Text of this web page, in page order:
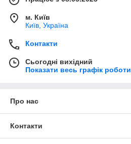
м. Київ
Київ, Україна
Контакти
Сьогодні вихідний
Показати весь графік роботи
Про нас
Контакти